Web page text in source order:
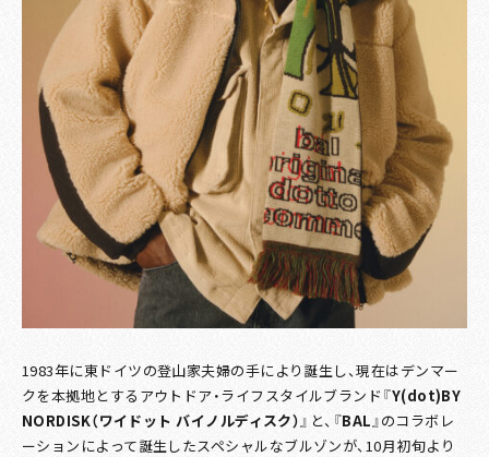
1983年に東ドイツの登山家夫婦の手により誕生し、現在はデンマー
クを本拠地とするアウトドア・ライフスタイルブランド『Y(dot)BY
NORDISK（ワイドット バイノルディスク） 』と、『BAL 』のコラボレ
ーションによって誕生したスペシャルなブルゾンが、10月初旬より